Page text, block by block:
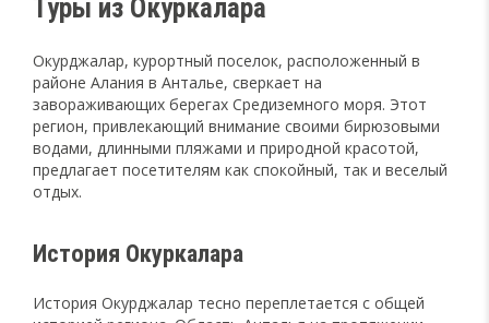
Туры из Окуркалара
Окурджалар, курортный поселок, расположенный в
районе Алания в Анталье, сверкает на
завораживающих берегах Средиземного моря. Этот
регион, привлекающий внимание своими бирюзовыми
водами, длинными пляжами и природной красотой,
предлагает посетителям как спокойный, так и веселый
отдых.
История Окуркалара
История Окурджалар тесно переплетается с общей